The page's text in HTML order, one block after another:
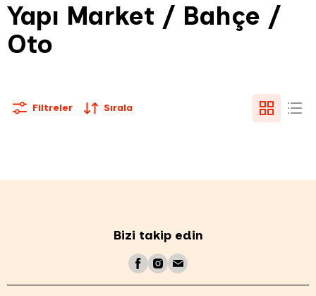
Yapı Market / Bahçe /
Oto
Filtreler Sırala
Bizi takip edin